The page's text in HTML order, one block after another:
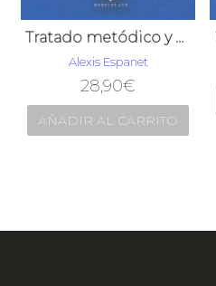
Tratado metódico y práctico de Materia Médica y de Terapéutica, tomo segundo
Alexis Espanet
28,90€
AÑADIR AL CARRITO